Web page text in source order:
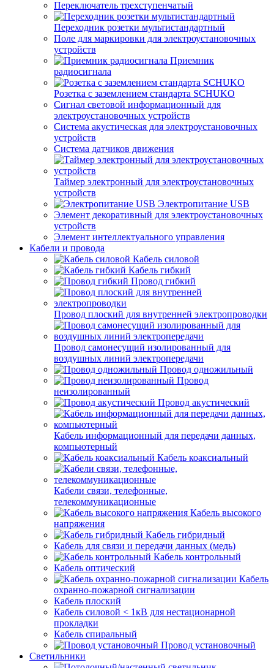
Переключатель трехступенчатый
Переходник розетки мультистандартный
Поле для маркировки для электроустановочных
устройств
Приемник
радиосигнала
Розетка с заземлением стандарта SCHUKO
Сигнал световой информационный для
электроустановочных устройств
Система акустическая для электроустановочных
устройств
Система датчиков движения
Таймер электронный для электроустановочных
устройств
Электропитание USB
Элемент декоративный для электроустановочных
устройств
Элемент интеллектуального управления
Кабели и провода
Кабель силовой
Кабель гибкий
Провод гибкий
Провод плоский для внутренней электропроводки
Провод самонесущий изолированный для
воздушных линий электропередачи
Провод одножильный
Провод
неизолированный
Провод акустический
Кабель информационный для передачи данных,
компьютерный
Кабель коаксиальный
Кабели связи, телефонные,
телекоммуникационные
Кабель высокого
напряжения
Кабель гибридный
Кабель для связи и передачи данных (медь)
Кабель контрольный
Кабель оптический
Кабель
охранно-пожарной сигнализации
Кабель плоский
Кабель силовой < 1кВ для нестационарной
прокладки
Кабель спиральный
Провод установочный
Светильники